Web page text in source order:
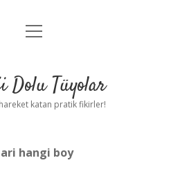
Anasayfa
Yasal Uyarı
menüyü
Dolu Tüyolar
katan pratik fikirler!
hangi boy